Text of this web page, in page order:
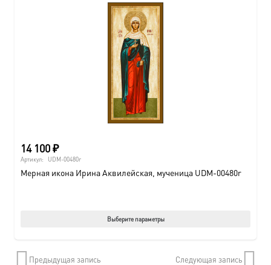
14 100₽
Артикул: UDM-00480r
Мерная икона Ирина Аквилейская, мученица UDM-00480r
Выберите параметры
Предыдущая запись Следующая запись